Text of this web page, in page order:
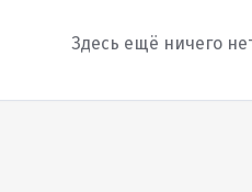
Здесь ещё ничего